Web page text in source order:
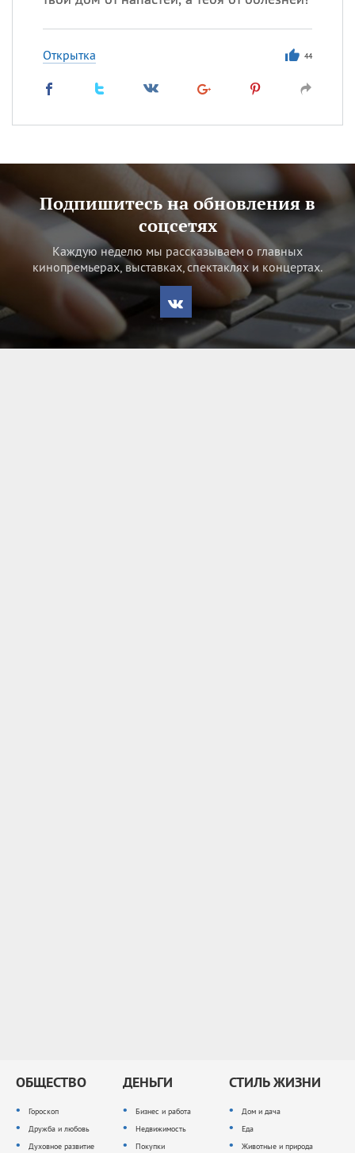
Открытка 44
Подпишитесь на обновления в
соцсетях
Каждую неделю мы рассказываем о главных
кинопремьерах, выставках, спектаклях и концертах.
ОБЩЕСТВО
Гороскоп
Дружба и любовь
Духовное развитие
ДЕНЬГИ
Бизнес и работа
Недвижимость
Покупки
СТИЛЬ ЖИЗНИ
Дом и дача
Еда
Животные и природа